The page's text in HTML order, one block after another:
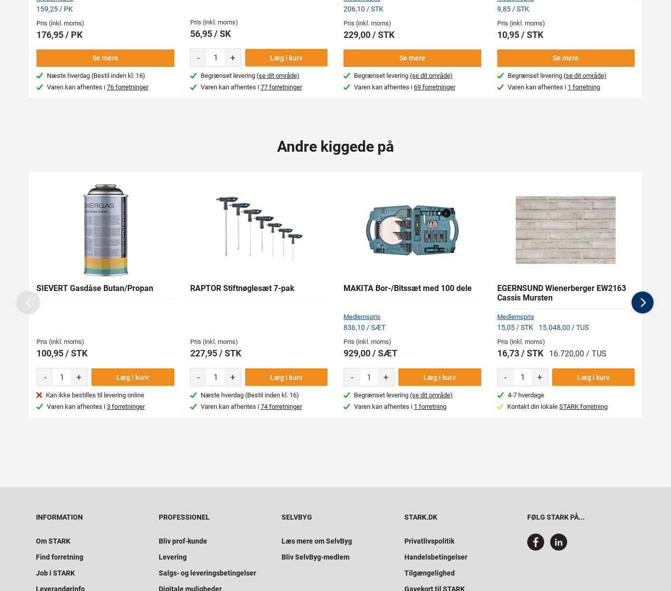
159,25 / PK
Pris (inkl. moms)
176,95 / PK
Se mere
Næste hverdag (Bestil inden kl. 16)
Varen kan afhentes i76 forretninger
Pris (inkl. moms)
56,95 / SK
- + Læg i kurv
Begrænset levering (se dit område)
Varen kan afhentes i 77 forretninger
206,10 / STK
Pris (inkl. moms)
229,00 / STK
Se mere
Begrænset levering(se dit område)
Varen kan afhentes i69 forretninger
9,85 / STK
Pris (inkl. moms)
10,95 / STK
Se mere
Begrænset levering (se dit område)
Varen kan afhentes i 1 forretning
Andre kiggede på
SIEVERT Gasdåse Butan/Propan
Pris (inkl. moms)
100,95 / STK
- + Læg i kurv
Kan ikke bestilles til levering online
Varen kan afhentes i3 forretninger
RAPTOR Stiftnøglesæt 7-pak
Pris (inkl. moms)
227,95 / STK
- + Læg i kurv
Næste hverdag (Bestil inden kl. 16)
Varen kan afhentes i 74 forretninger
MAKITA Bor-/Bitssæt med 100 dele
Medlemspris
836,10 / SÆT
Pris (inkl. moms)
929,00 / SÆT
- + Læg i kurv
Begrænset levering(se dit område)
Varen kan afhentes i 1 forretning
EGERNSUND Wienerberger EW2163
Cassis Mursten
Medlemspris
15,05 / STK 15.048,00 / TUS
Pris (inkl. moms)
16,73 / STK 16.720,00 / TUS
- + Læg i kurv
4-7 hverdage
Kontakt din lokaleSTARK forretning
Previous
INFORMATION
Om STARK
Find forretning
Job i STARK
Leverandørinfo
PROFESSIONEL
Bliv prof-kunde
Levering
Salgs- og leveringsbetingelser
Digitale muligheder
SELVBYG
Læs mere om SelvByg
Bliv SelvByg-medlem
STARK.DK
Privatlivspolitik
Handelsbetingelser
Tilgængelighed
Gavekort til STARK
FØLG STARK PÅ...